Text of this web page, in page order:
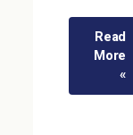
Read
More
»